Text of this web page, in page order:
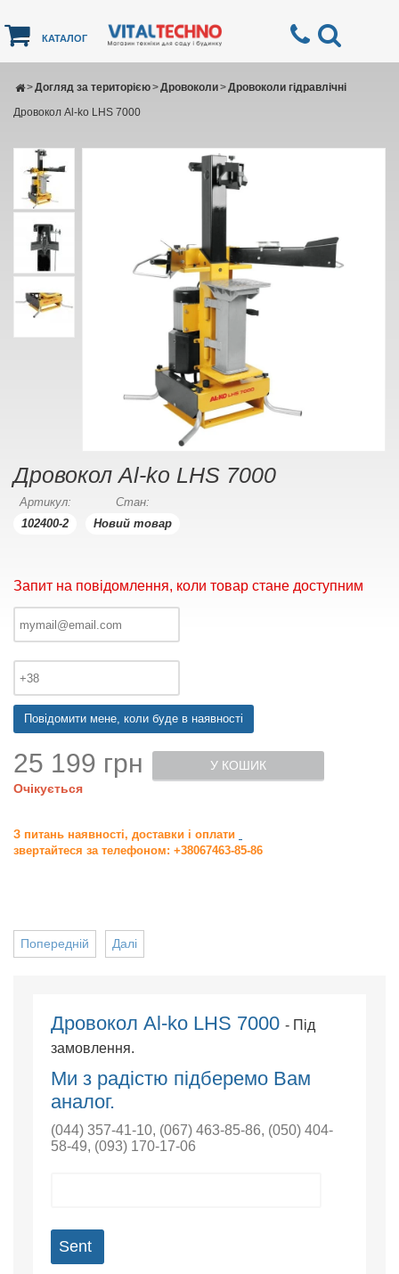
КАТАЛОГ
Догляд за територією
> Дровоколи
> Дровоколи гідравлічні
>
Дровокол Al-ko LHS 7000
Дровокол Al-ko LHS 7000
Артикул:
102400-2
Стан:
Новий товар
Запит на повідомлення, коли товар стане доступним
Повідомити мене, коли буде в наявності
25 199 грн
Очікується
У КОШИК
З питань наявності, доставки і оплати
звертайтеся за телефоном: +38067463-85-86
Далі
Попередній
Дровокол Al-ko LHS 7000 - Під
замовлення.
Ми з радістю підберемо Вам
аналог.
(044) 357-41-10, (067) 463-85-86, (050) 404-
58-49, (093) 170-17-06
Sent